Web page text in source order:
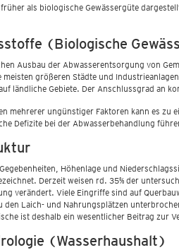
als biologische Gewässergüte
(Biologische
Ausbau der Abwasserentsorgung von
meisten größeren Städte und
ländliche Gebiete. Der Anschlussgrad an
mehrerer ungünstiger Faktoren kann es zu
Defizite bei der Abwasserbehandlung
Höhenlage und
Derzeit weisen rd. 35% der
verändert. Viele Eingriffe sind auf
den Laich- und Nahrungsplätzen
ist deshalb ein wesentlicher Beitrag zur
(Wasserhaushalt)